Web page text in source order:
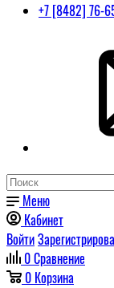
+7 [8482] 76-
Меню
Кабинет
Войти
0Сравнение
0 Корзина